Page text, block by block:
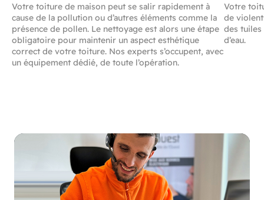
Votre toiture de maison peut se salir rapidement à
cause de la pollution ou d’autres éléments comme la
présence de pollen. Le nettoyage est alors une étape
obligatoire pour maintenir un aspect esthétique
correct de votre toiture. Nos experts s’occupent, avec
un équipement dédié, de toute l’opération.
Votre
de
des tuiles
d’eau.